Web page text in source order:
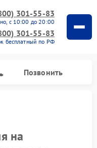
301-55-83
с 10:00 до 20:00
301-55-83
бесплатный по РФ
Позвонить
на